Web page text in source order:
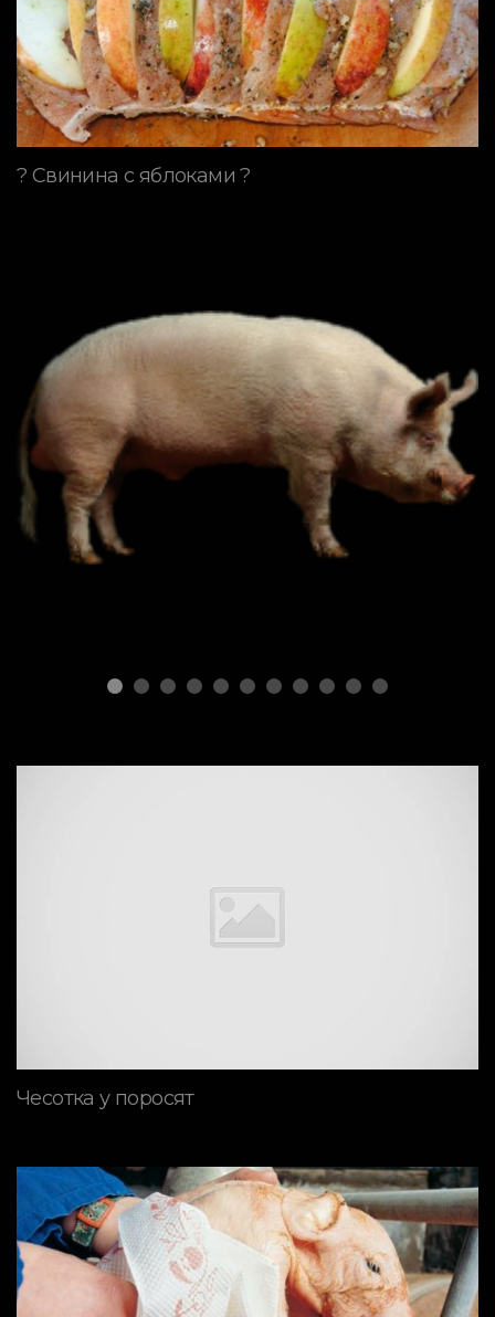
? Свинина с яблоками ?
ПОРОДЫ СВИНЕЙ
Типы свиней
Чесотка у поросят